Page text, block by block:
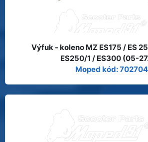
Výfuk - koleno MZ ES175 / ES
ES250/1 / ES300 (05-
Moped kód: 702704